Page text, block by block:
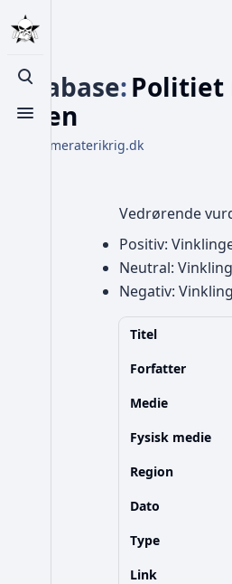
Toggle search
Toggle menu
Database:Politiet
våben
Fra Kammeraterikrig.dk
Vedrørende
Positiv:
Neutral:
Negativ:
Titel
Forfatter
Medie
Fysisk medie
Region
Dato
Type
Link